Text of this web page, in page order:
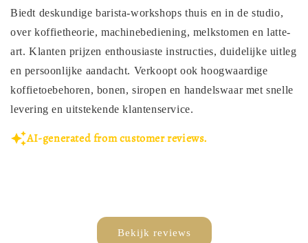
Biedt deskundige barista-workshops thuis en in de studio,
over koffietheorie, machinebediening, melkstomen en latte-
art. Klanten prijzen enthousiaste instructies, duidelijke uitleg
en persoonlijke aandacht. Verkoopt ook hoogwaardige
koffietoebehoren, bonen, siropen en handelswaar met snelle
levering en uitstekende klantenservice.
AI-generated from customer reviews.
Bekijk reviews